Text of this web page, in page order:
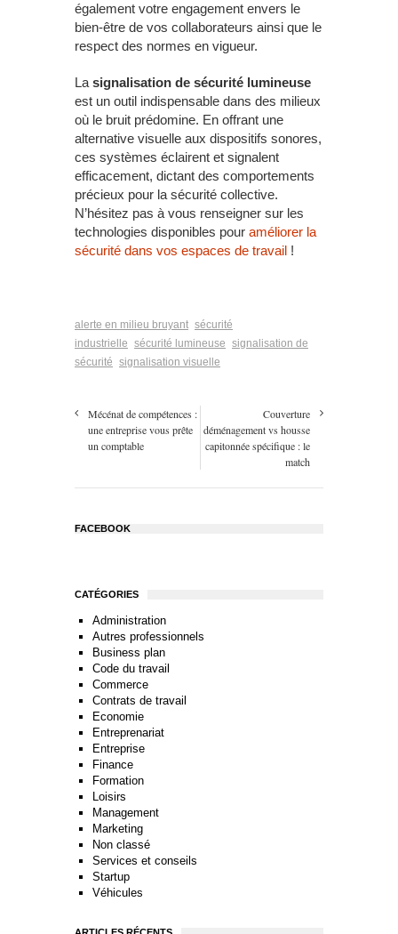
également votre engagement envers le
bien-être de vos collaborateurs ainsi que le
respect des normes en vigueur.
La signalisation de sécurité lumineuse
est un outil indispensable dans des milieux
où le bruit prédomine. En offrant une
alternative visuelle aux dispositifs sonores,
ces systèmes éclairent et signalent
efficacement, dictant des comportements
précieux pour la sécurité collective.
N’hésitez pas à vous renseigner sur les
technologies disponibles pour améliorer la
sécurité dans vos espaces de travail !
alerte en milieu bruyant sécurité
industrielle sécurité lumineuse signalisation de
sécurité signalisation visuelle
Mécénat de compétences :
une entreprise vous prête
un comptable
Couverture
déménagement vs housse
capitonnée spécifique : le
match
FACEBOOK
CATÉGORIES
Administration
Autres professionnels
Business plan
Code du travail
Commerce
Contrats de travail
Economie
Entreprenariat
Entreprise
Finance
Formation
Loisirs
Management
Marketing
Non classé
Services et conseils
Startup
Véhicules